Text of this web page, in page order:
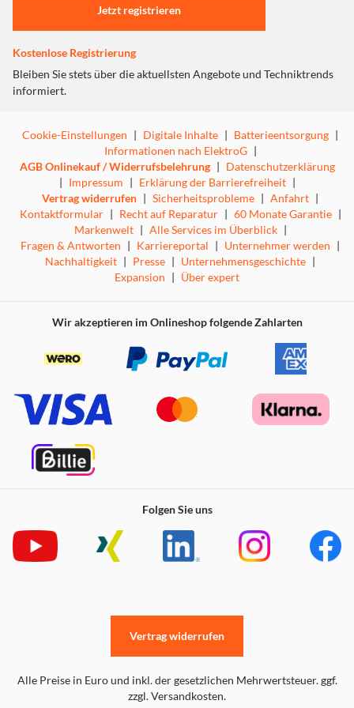
Jetzt registrieren
Kostenlose Registrierung
Bleiben Sie stets über die aktuellsten Angebote und Techniktrends
informiert.
Cookie-Einstellungen | Digitale Inhalte | Batterieentsorgung |
Informationen nach ElektroG |
AGB Onlinekauf / Widerrufsbelehrung | Datenschutzerklärung
| Impressum | Erklärung der Barrierefreiheit |
Vertrag widerrufen | Sicherheitsprobleme | Anfahrt |
Kontaktformular | Recht auf Reparatur | 60 Monate Garantie |
Markenwelt | Alle Services im Überblick |
Fragen & Antworten | Karriereportal | Unternehmer werden |
Nachhaltigkeit | Presse | Unternehmensgeschichte |
Expansion | Über expert
Wir akzeptieren im Onlineshop folgende Zahlarten
Folgen Sie uns
Alle Preise in Euro und inkl. der gesetzlichen Mehrwertsteuer. ggf.
zzgl. Versandkosten.
Vertrag widerrufen